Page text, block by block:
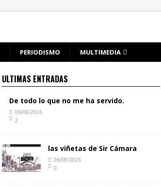
PERIODISMO MULTIMEDIA
ULTIMAS ENTRADAS
De todo lo que no me ha servido.
06/08/2026
2
las viñetas de Sir Cámara
06/08/2026
0